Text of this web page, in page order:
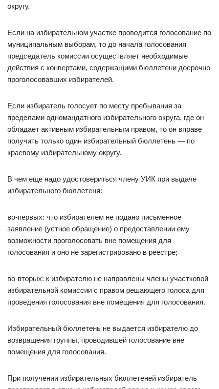
округу.
Если на избирательном участке проводится голосование по
муниципальным выборам, то до начала голосования
председатель комиссии осуществляет необходимые
действия с конвертами, содержащими бюллетени досрочно
проголосовавших избирателей.
Если избиратель голосует по месту пребывания за
пределами одномандатного избирательного округа, где он
обладает активным избирательным правом, то он вправе
получить только один избирательный бюллетень — по
краевому избирательному округу.
В чем еще надо удостовериться члену УИК при выдаче
избирательного бюллетеня:
во-первых: что избирателем не подано письменное
заявление (устное обращение) о предоставлении ему
возможности проголосовать вне помещения для
голосования и оно не зарегистрировано в реестре;
во-вторых: к избирателю не направлены члены участковой
избирательной комиссии с правом решающего голоса для
проведения голосования вне помещения для голосования.
Избирательный бюллетень не выдается избирателю до
возвращения группы, проводившей голосование вне
помещения для голосования.
При получении избирательных бюллетеней избиратель